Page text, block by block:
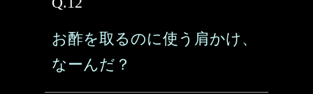
お酢を取るのに使う肩かけ、
なーんだ？